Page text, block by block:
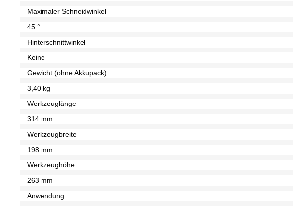
Maximaler Schneidwinkel
45 °
Hinterschnittwinkel
Keine
Gewicht (ohne Akkupack)
3,40 kg
Werkzeuglänge
314 mm
Werkzeugbreite
198 mm
Werkzeughöhe
263 mm
Anwendung